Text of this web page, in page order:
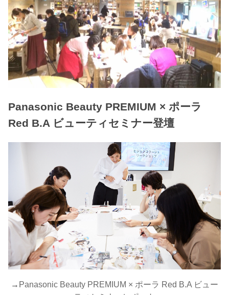
Panasonic Beauty PREMIUM × ポーラ
Red B.A ビューティセミナー登壇
→ Panasonic Beauty PREMIUM × ポーラ Red B.A ビュー